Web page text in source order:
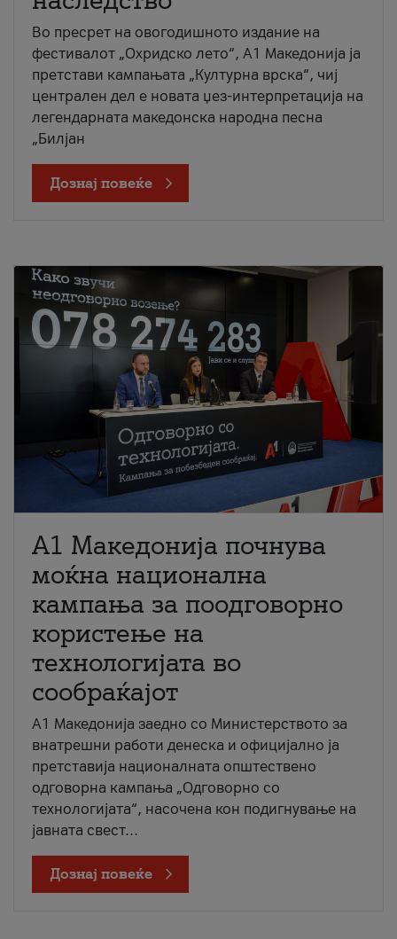
Во пресрет на овогодишното издание на
фестивалот „Охридско лето“, А1 Македонија ја
претстави кампањата „Културна врска“, чиј
централен дел е новата џез-интерпретација на
легендарната македонска народна песна
„Билјан
Дознај повеќе
A1 Македонија почнува
моќна национална
кампања за поодговорно
користење на
технологијата во
сообраќајот
A1 Македонија заедно со Министерството за
внатрешни работи денеска и официјално ја
претставија националната општествено
одговорна кампања „Одговорно со
технологијата“, насочена кон подигнување на
јавната свест...
Дознај повеќе